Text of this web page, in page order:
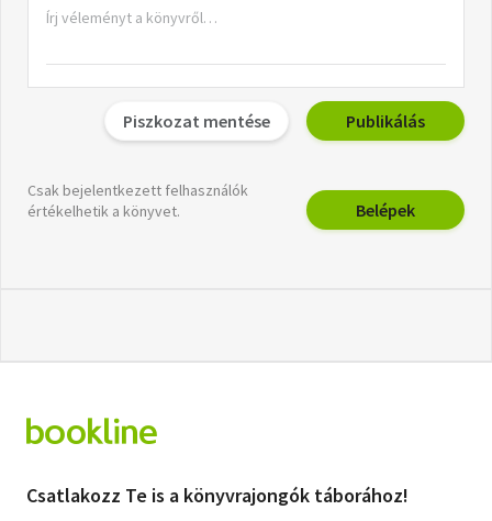
Piszkozat mentése Publikálás
Csak bejelentkezett felhasználók
értékelhetik a könyvet.
Belépek
Csatlakozz Te is a könyvrajongók táborához!